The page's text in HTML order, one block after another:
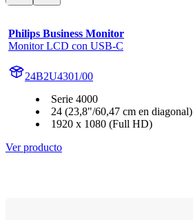
Philips Business Monitor
Monitor LCD con USB-C
24B2U4301/00
Serie 4000
24 (23,8"/60,47 cm en diagonal)
1920 x 1080 (Full HD)
Ver producto